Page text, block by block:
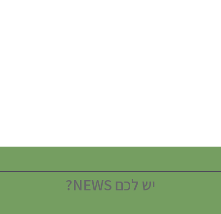
יש לכם NEWS?